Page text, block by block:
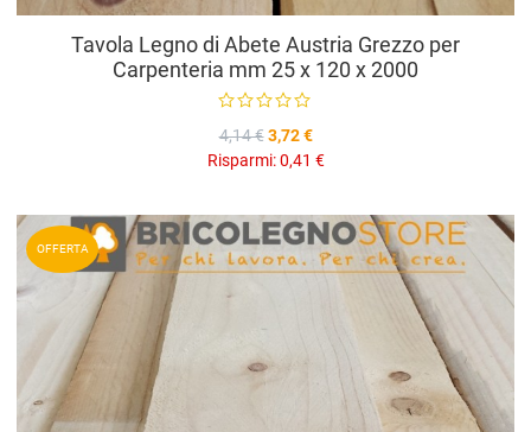
Tavola Legno di Abete Austria Grezzo per
Carpenteria mm 25 x 120 x 2000
4,14 € 3,72 €
Risparmi:0,41 €
OFFERTA